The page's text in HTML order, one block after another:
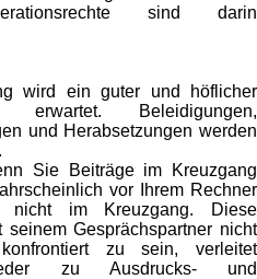
sind darin
wird ein guter und höflicher
erwartet. Beleidigungen,
und Herabsetzungen werden
Sie Beiträge im Kreuzgang
vor Ihrem Rechner
nicht im Kreuzgang. Diese
seinem Gesprächspartner nicht
zu sein, verleitet
zu Ausdrucks- und